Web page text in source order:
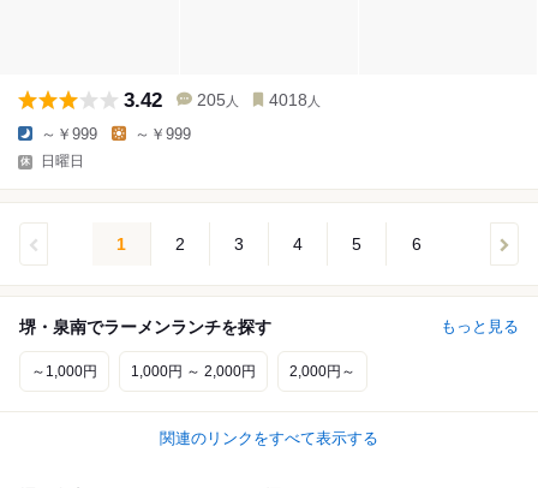
3.42 205 人 4018 人
～￥999 ～￥999
日曜日
1 2 3 4 5 6
堺・泉南でラーメンランチを探す もっと見る
～1,000円 1,000円 ～ 2,000円 2,000円～
関連のリンクをすべて表示する